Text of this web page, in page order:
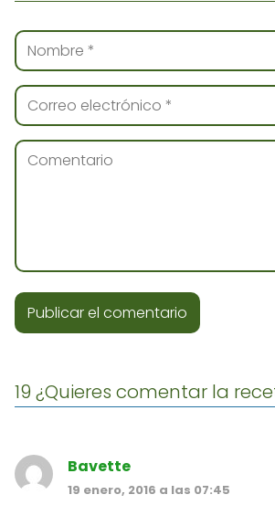
19 ¿Quieres comentar la
Bavette
19 enero, 2016 a las 07:45